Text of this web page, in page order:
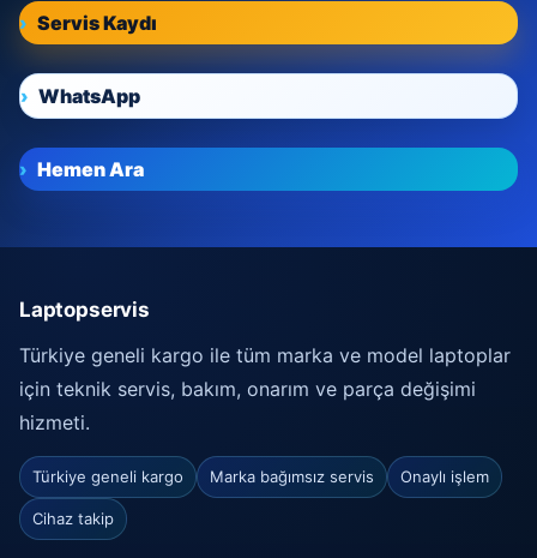
Servis Kaydı
WhatsApp
Hemen Ara
Laptopservis
Türkiye geneli kargo ile tüm marka ve model laptoplar
için teknik servis, bakım, onarım ve parça değişimi
hizmeti.
Türkiye geneli kargo Marka bağımsız servis Onaylı işlem
Cihaz takip